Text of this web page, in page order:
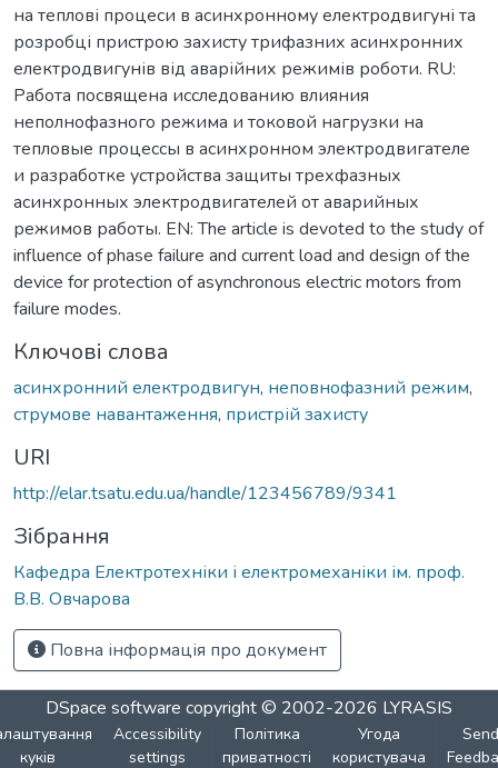
на теплові процеси в асинхронному електродвигуні та
розробці пристрою захисту трифазних асинхронних
електродвигунів від аварійних режимів роботи. RU:
Работа посвящена исследованию влияния
неполнофазного режима и токовой нагрузки на
тепловые процессы в асинхронном электродвигателе
и разработке устройства защиты трехфазных
асинхронных электродвигателей от аварийных
режимов работы. EN: The article is devoted to the study of
influence of phase failure and current load and design of the
device for protection of asynchronous electric motors from
failure modes.
Ключові слова
асинхронний електродвигун, неповнофазний режим,
струмове навантаження, пристрій захисту
URI
http://elar.tsatu.edu.ua/handle/123456789/9341
Зібрання
Кафедра Електротехніки і електромеханіки ім. проф.
В.В. Овчарова
Повна інформація про документ
DSpace software copyright © 2002-2026 LYRASIS
куків
Accessibility
settings
Політика
приватності
Угода
користувача
Send